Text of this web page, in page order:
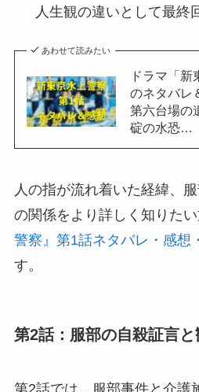
人生観の違いとして最終
あわせて読みたい
ドラマ「新
のネタバレ
第六台場の
碇の水恐…
人の指が流れ着いた経緯、
の関係をより詳しく知りたい
警察』第1話ネタバレ・感想
す。
第2話：服部の自殺証言